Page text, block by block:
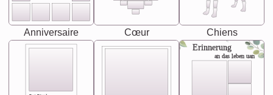
Anniversaire Cœur Chiens
Erinnerung
an das leben uan